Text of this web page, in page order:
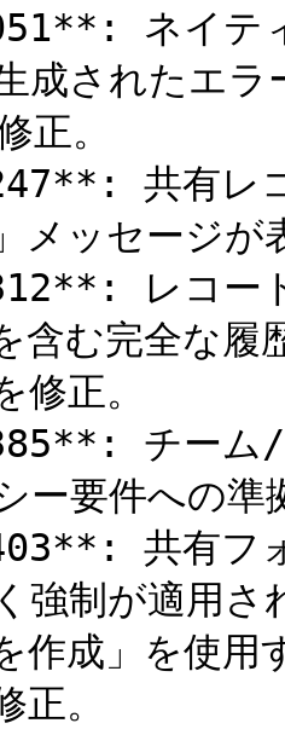
ネイティ
成されたエ
正。
共有レコ
メッセージが
レコード
含む完全な
修正。
チーム/
ー要件への準
共有フォ
強制が適用
作成」を使
正。